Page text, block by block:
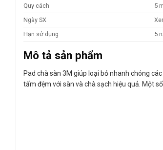
Quy cách
5
Ngày SX
Hạn sử dụng
5
Mô tả sản phẩm
Pad chà sàn 3M giúp loại bỏ nhanh chóng
tấm đệm với sàn và chà sạch hiệu quả. Một